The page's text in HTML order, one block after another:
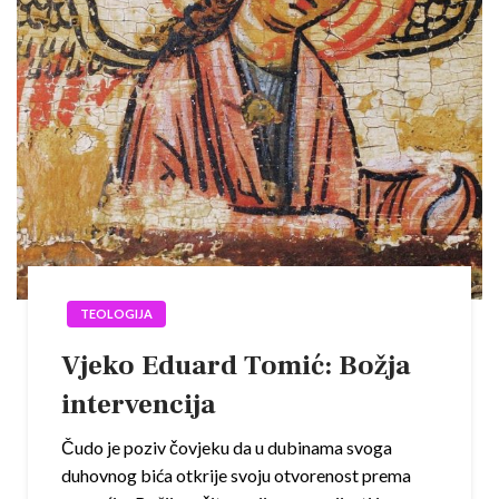
TEOLOGIJA
Vjeko Eduard Tomić: Božja
intervencija
Čudo je poziv čovjeku da u dubinama svoga
duhovnog bića otkrije svoju otvorenost prema